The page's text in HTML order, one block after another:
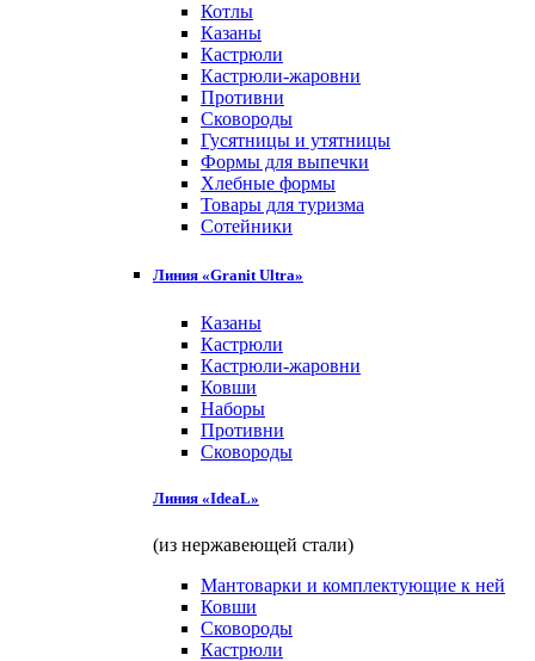
Котлы
Казаны
Кастрюли
Кастрюли-жаровни
Противни
Сковороды
Гусятницы и утятницы
Формы для выпечки
Хлебные формы
Товары для туризма
Сотейники
Линия «Granit Ultra»
Казаны
Кастрюли
Кастрюли-жаровни
Ковши
Наборы
Противни
Сковороды
Линия «IdeaL»
(из нержавеющей стали)
Мантоварки и комплектующие к ней
Ковши
Сковороды
Кастрюли